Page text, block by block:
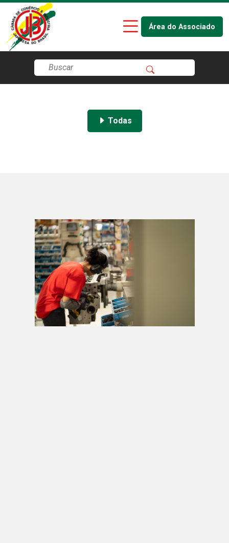
Área do Associado
Todas